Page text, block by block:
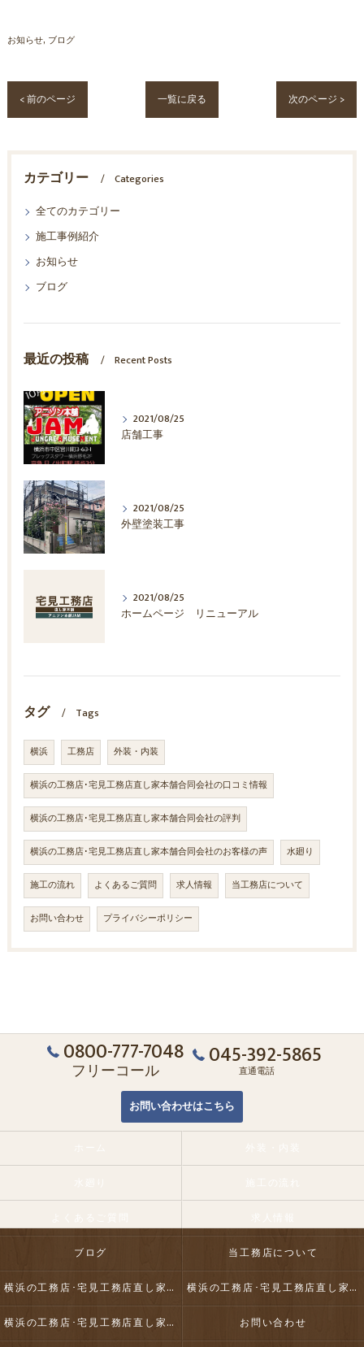
お知らせ ブログ
< 前のページ 一覧に戻る 次のページ >
カテゴリー
Categories
全てのカテゴリー
施工事例紹介
お知らせ
ブログ
最近の投稿 Recent Posts
2021/08/25
店舗工事
2021/08/25
外壁塗装工事
2021/08/25
ホームページ リニューアル
タグ Tags
横浜 工務店 外装・内装
横浜の工務店･宅見工務店直し家本舗合同会社の口コミ情報
横浜の工務店･宅見工務店直し家本舗合同会社の評判
横浜の工務店･宅見工務店直し家本舗合同会社のお客様の声 水廻り
施工の流れ よくあるご質問 求人情報 当工務店について
お問い合わせ プライバシーポリシー
0800-777-7048
フリーコール 045-392-5865
直通電話
お問い合わせはこちら
ブログ 当工務店について
横浜の工務店･宅見工務店直し家本舗合同会社の口コミ情報 横浜の工務店･宅見工務店直し家本舗合同会社の評判
横浜の工務店･宅見工務店直し家本舗合同会社のお客様の声 お問い合わせ